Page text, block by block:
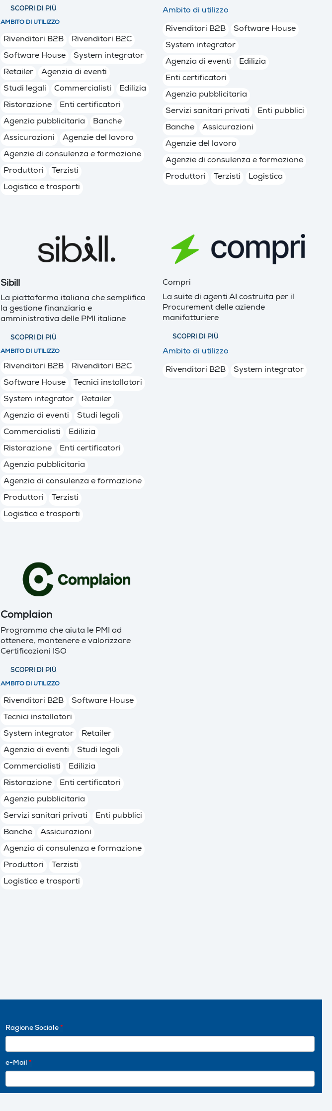
SCOPRI DI PIÙ
AMBITO DI UTILIZZO
Rivenditori B2B Rivenditori B2C
Software House System integrator
Retailer Agenzia di eventi
Studi legali Commercialisti Edilizia
Ristorazione Enti certificatori
Agenzia pubblicitaria Banche
Assicurazioni Agenzie del lavoro
Agenzie di consulenza e formazione
Produttori Terzisti
Logistica e trasporti
Ambito di utilizzo
Rivenditori B2B Software House
System integrator
Agenzia di eventi Edilizia
Enti certificatori
Agenzia pubblicitaria
Servizi sanitari privati Enti pubblici
Banche Assicurazioni
Agenzie del lavoro
Agenzie di consulenza e formazione
Produttori Terzisti Logistica
Sibill
La piattaforma italiana che semplifica
la gestione finanziaria e
amministrativa delle PMI italiane
SCOPRI DI PIÙ
AMBITO DI UTILIZZO
Rivenditori B2B Rivenditori B2C
Software House Tecnici installatori
System integrator Retailer
Agenzia di eventi Studi legali
Commercialisti Edilizia
Ristorazione Enti certificatori
Agenzia pubblicitaria
Agenzia di consulenza e formazione
Produttori Terzisti
Logistica e trasporti
Compri
La suite di agenti AI costruita per il
Procurement delle aziende
manifatturiere
SCOPRI DI PIÙ
Ambito di utilizzo
Rivenditori B2B System integrator
Complaion
Programma che aiuta le PMI ad
ottenere, mantenere e valorizzare
Certificazioni ISO
SCOPRI DI PIÙ
AMBITO DI UTILIZZO
Rivenditori B2B Software House
Tecnici installatori
System integrator Retailer
Agenzia di eventi Studi legali
Commercialisti Edilizia
Ristorazione Enti certificatori
Agenzia pubblicitaria
Servizi sanitari privati Enti pubblici
Banche Assicurazioni
Agenzia di consulenza e formazione
Produttori Terzisti
Logistica e trasporti
Ragione Sociale *
e-Mail *